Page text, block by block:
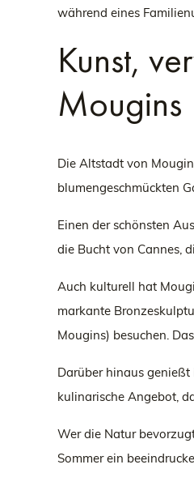
während eines
Kunst,
Mougins
Die Altstadt von
blumengeschmückten
Einen der schönsten
die Bucht von Cannes,
Auch kulturell hat
markante
Mougins) besuchen.
Darüber hinaus
kulinarische Angebot,
Wer die Natur
Sommer ein